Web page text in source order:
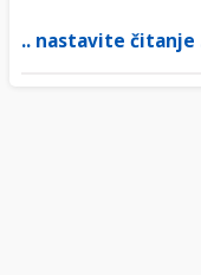
.. nastavite čitanje